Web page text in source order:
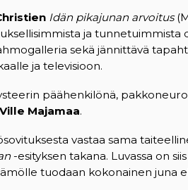
Idän pikajunan arvoitus
ja
sekä jännittävä
ja televisioon.
päähenkilönä,
Ville Majamaa.
vastaa sama
-esityksen takana. Luvassa on
tuodaan kokonainen juna